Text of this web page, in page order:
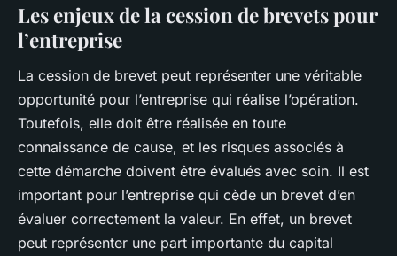
Les enjeux de la cession de brevets pour
l’entreprise
La cession de brevet peut représenter une véritable
opportunité pour l’entreprise qui réalise l’opération.
Toutefois, elle doit être réalisée en toute
connaissance de cause, et les risques associés à
cette démarche doivent être évalués avec soin. Il est
important pour l’entreprise qui cède un brevet d’en
évaluer correctement la valeur. En effet, un brevet
peut représenter une part importante du capital